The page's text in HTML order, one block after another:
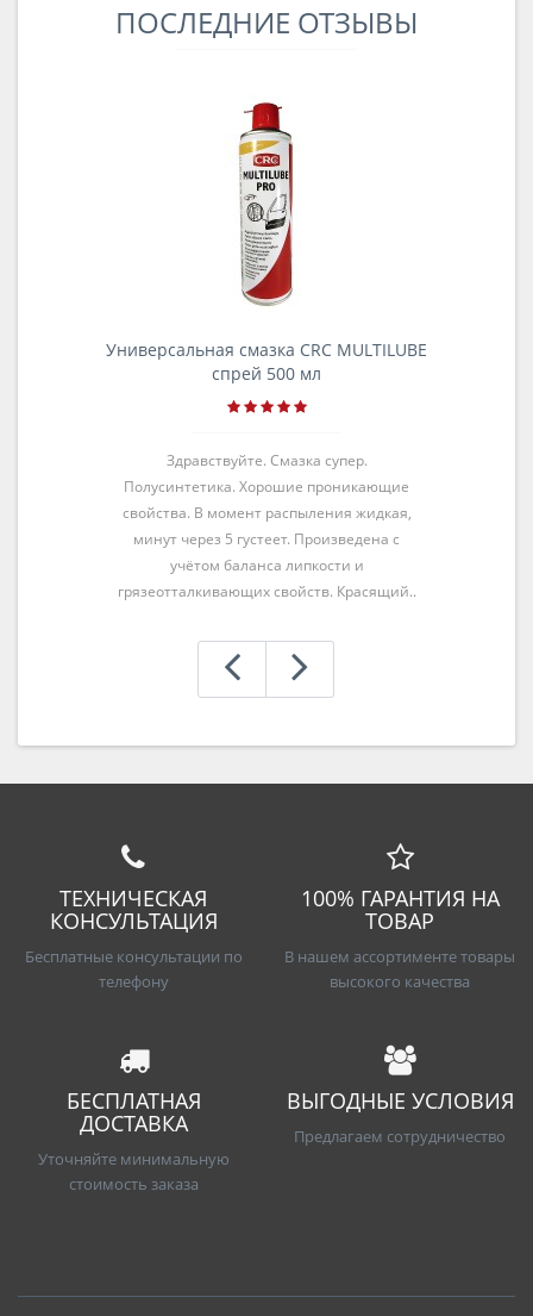
ПОСЛЕДНИЕ ОТЗЫВЫ
Универсальная смазка CRC MULTILUBE
спрей 500 мл
Здравствуйте. Смазка супер.
Полусинтетика. Хорошие проникающие
свойства. В момент распыления жидкая,
минут через 5 густеет. Произведена с
учётом баланса липкости и
грязеотталкивающих свойств. Красящий..
ТЕХНИЧЕСКАЯ
КОНСУЛЬТАЦИЯ
Бесплатные консультации по
телефону
100% ГАРАНТИЯ НА
ТОВАР
В нашем ассортименте товары
высокого качества
БЕСПЛАТНАЯ
ДОСТАВКА
Уточняйте минимальную
стоимость заказа
ВЫГОДНЫЕ УСЛОВИЯ
Предлагаем сотрудничество